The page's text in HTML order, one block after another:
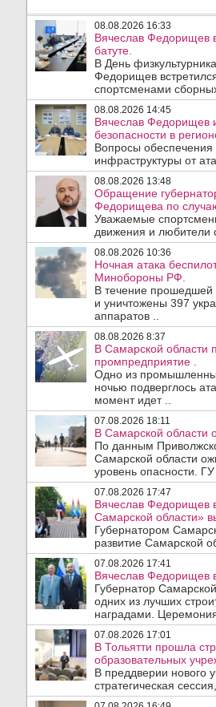
08.08.2026 16:33
Вячеслав Федорищев
батуте.
В День
Федорищев
спортсменами
08.08.2026 14:45
Вячеслав Федорищев
безопасности в
Вопросы обеспечения
инфраструктуры от
08.08.2026 13:48
Обращение
Федорищева по
Уважаемые
движения и любители
08.08.2026 10:36
Ночная атака
Минобороны РФ.
В течение
и уничтожены 397
аппаратов ..
08.08.2026 8:37
В Самарской области
промпредприятие .
Одно из
ночью подверглось
момент идет ..
07.08.2026 18:11
В Самарской области
По данным
Самарской области
уровень опасности.
07.08.2026 17:47
Вячеслав Федорищев
Самарской области»
Губернатором
развитие Самарской
07.08.2026 17:41
Вячеслав Федорищев
Губернатор
одних из лучших
наградами.
07.08.2026 17:01
В Тольятти прошла
образовательных
В преддверии нового
стратегическая